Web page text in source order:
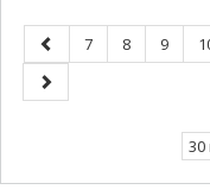
Previous
page
Page
7 Page
8 Page
9
Next
page